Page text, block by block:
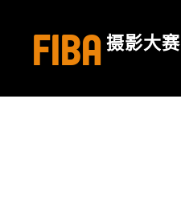
FIBA 摄影大赛